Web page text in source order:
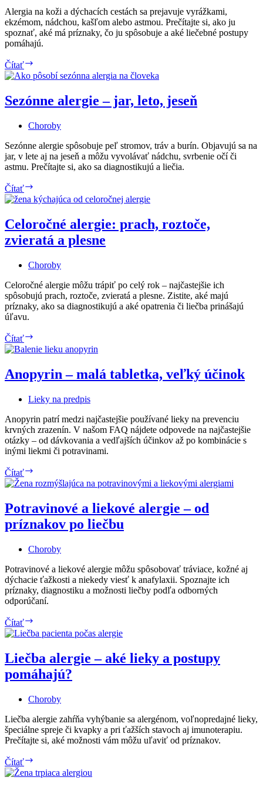
Alergia na koži a dýchacích cestách sa prejavuje vyrážkami,
ekzémom, nádchou, kašľom alebo astmou. Prečítajte si, ako ju
spoznať, aké má príznaky, čo ju spôsobuje a aké liečebné postupy
pomáhajú.
Čítať
alergie
na
a
cestách
Sezónne alergie – jar, leto, jeseň
Choroby
Sezónne alergie spôsobuje peľ stromov, tráv a burín. Objavujú sa na
jar, v lete aj na jeseň a môžu vyvolávať nádchu, svrbenie očí či
astmu. Prečítajte si, ako sa diagnostikujú a liečia.
Čítať
alergie
leto,
jeseň
Celoročné alergie: prach, roztoče,
zvieratá a plesne
Choroby
Celoročné alergie môžu trápiť po celý rok – najčastejšie ich
spôsobujú prach, roztoče, zvieratá a plesne. Zistite, aké majú
príznaky, ako sa diagnostikujú a aké opatrenia či liečba prinášajú
úľavu.
Čítať
alergie:
roztoče,
zvieratá
plesne
Anopyrin – malá tabletka, veľký účinok
Lieky na predpis
Anopyrin patrí medzi najčastejšie používané lieky na prevenciu
krvných zrazenín. V našom FAQ nájdete odpovede na najčastejšie
otázky – od dávkovania a vedľajších účinkov až po kombinácie s
inými liekmi či potravinami.
Čítať
–
tabletka,
veľký
účinok
Potravinové a liekové alergie – od
príznakov po liečbu
Choroby
Potravinové a liekové alergie môžu spôsobovať tráviace, kožné aj
dýchacie ťažkosti a niekedy viesť k anafylaxii. Spoznajte ich
príznaky, diagnostiku a možnosti liečby podľa odborných
odporúčaní.
Čítať
a
liekové
alergie
–
od
príznakov
po
liečbu
Liečba alergie – aké lieky a postupy
pomáhajú?
Choroby
Liečba alergie zahŕňa vyhýbanie sa alergénom, voľnopredajné lieky,
špeciálne spreje či kvapky a pri ťažších stavoch aj imunoterapiu.
Prečítajte si, aké možnosti vám môžu uľaviť od príznakov.
Čítať
alergie